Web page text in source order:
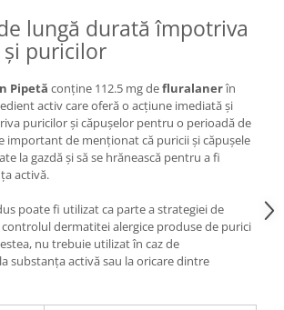
lungă durată împotriva
puricilor
Pipetă conține 112.5 mg defluralanerîn
activ care oferă o acțiune imediată și
puricilor și căpușelor pentru o perioadă de
important de menționat că puricii și căpușele
la gazdă și să se hrănească pentru a fi
activă.
poate fi utilizat ca parte a strategiei de
dermatitei alergice produse de purici
nu trebuie utilizat în caz de
substanța activă sau la oricare dintre